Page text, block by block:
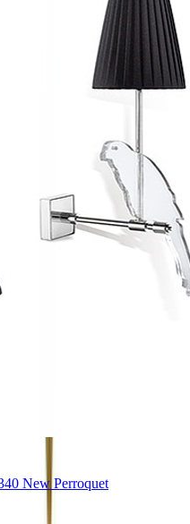
New Perroquet